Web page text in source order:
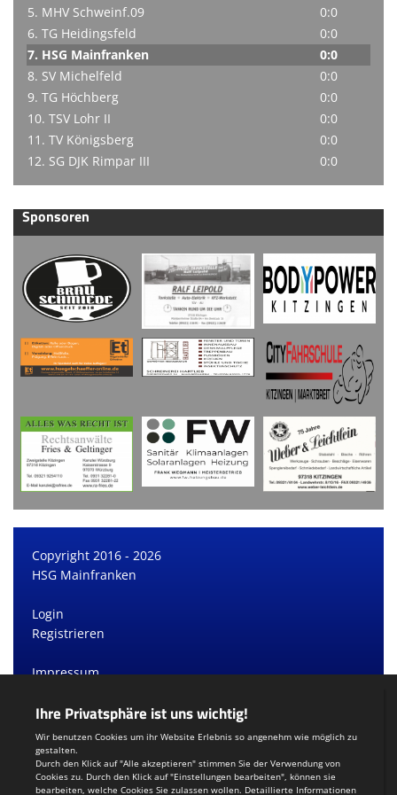
5. MHV Schweinf.09
0:0
6. TG Heidingsfeld
0:0
7. HSG Mainfranken
0:0
8. SV Michelfeld
0:0
9. TG Höchberg
0:0
10. TSV Lohr II
0:0
11. TV Königsberg
0:0
12. SG DJK Rimpar III
0:0
Sponsoren
Copyright 2016 - 2026
HSG Mainfranken
Login
Registrieren
Impressum
Teamsports 2
Dein Sportverein online